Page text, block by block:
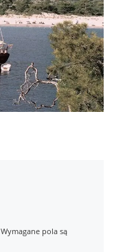
Wymagane pola są